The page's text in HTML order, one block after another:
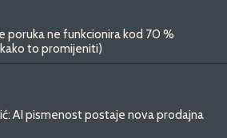
poruka ne funkcionira kod 70 %
to promijeniti)
AI pismenost postaje nova prodajna